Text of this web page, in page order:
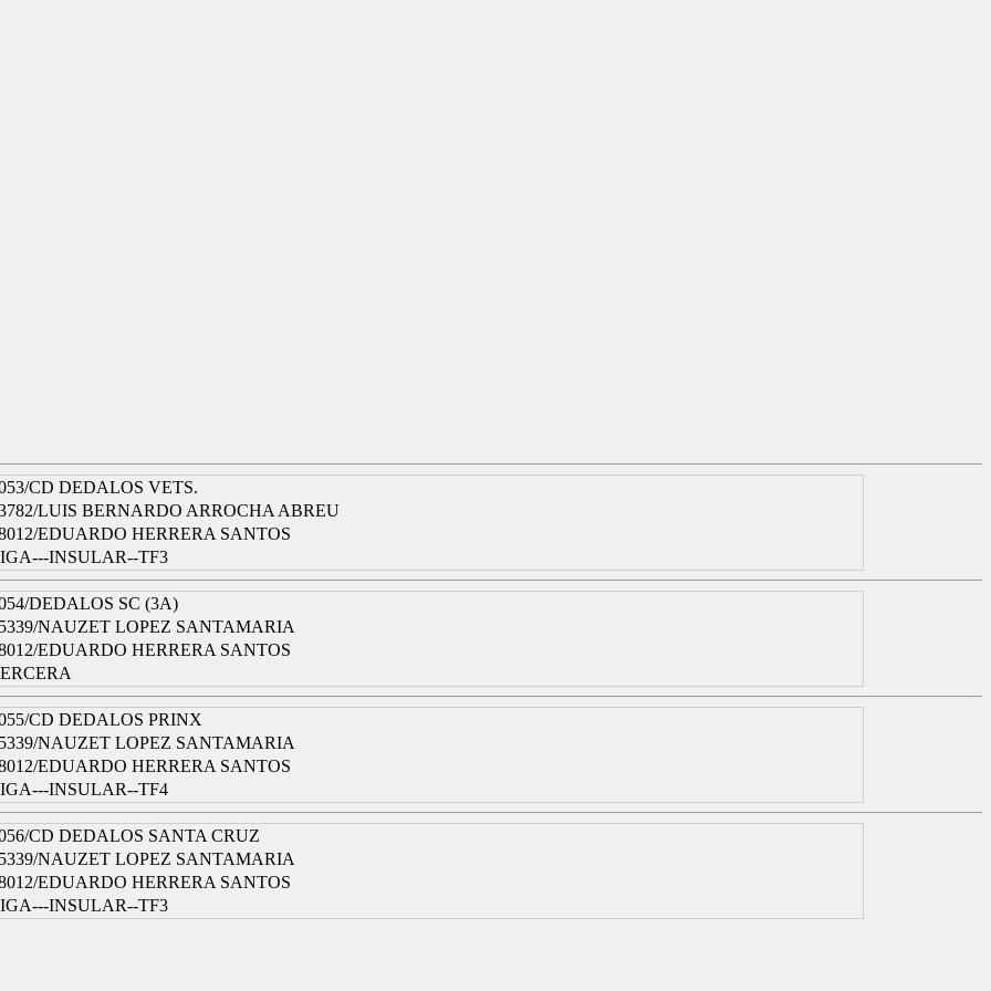
CD DEDALOS VETS.
LUIS BERNARDO ARROCHA ABREU
EDUARDO HERRERA SANTOS
INSULAR--TF3
DEDALOS SC (3A)
NAUZET LOPEZ SANTAMARIA
EDUARDO HERRERA SANTOS
CD DEDALOS PRINX
NAUZET LOPEZ SANTAMARIA
EDUARDO HERRERA SANTOS
INSULAR--TF4
CD DEDALOS SANTA CRUZ
NAUZET LOPEZ SANTAMARIA
EDUARDO HERRERA SANTOS
INSULAR--TF3